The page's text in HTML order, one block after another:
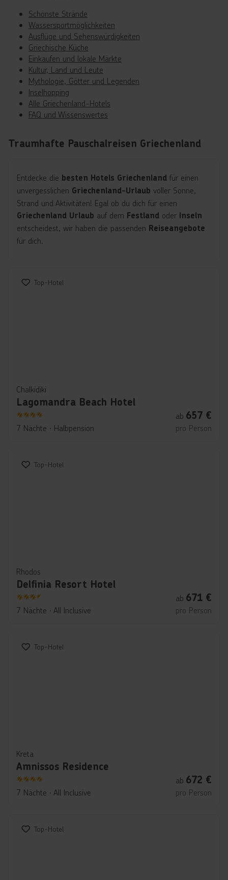
Schönste Strände
Wassersportmöglichkeiten
Ausflüge und Sehenswürdigkeiten
Griechische Küche
Einkaufen und lokale Märkte
Kultur, Land und Leute
Mythologie, Götter und Legenden
Inselhopping
Alle Griechenland-Hotels
FAQ und Wissenswertes
Traumhafte Pauschalreisen Griechenland
Entdecke die besten Hotels Griechenland für einen
unvergesslichen Griechenland-Urlaub voller Sonne,
Strand und Aktivitäten! Egal ob du dich für einen
Griechenland Urlaub auf dem Festland oder Inseln
entscheidest, wir haben die passenden Reiseangebote
für dich.
Top-Hotel
Chalkidiki
Lagomandra Beach Hotel
4
7 Nächte ∙ Halbpension
ab 657 €
pro Person
Top-Hotel
Rhodos
Delfinia Resort Hotel
3.5
7 Nächte ∙ All Inclusive
ab 671 €
pro Person
Top-Hotel
Kreta
Amnissos Residence
4
7 Nächte ∙ All Inclusive
ab 672 €
pro Person
Top-Hotel